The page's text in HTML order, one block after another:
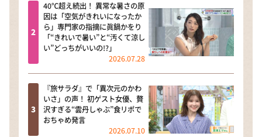
40℃超え続出！ 異常な暑さの原
因は「空気がきれいになったか
ら」専門家の指摘に眞鍋かをり
「“きれいで暑い”と“汚くて涼し
い”どっちがいいの!?」
2026.07.28
『旅サラダ』で「異次元のかわ
いさ」の声！ 初ゲスト女優、贅
沢すぎる“雲丹しゃぶ”食リポで
おちゃめ発言
2026.07.10